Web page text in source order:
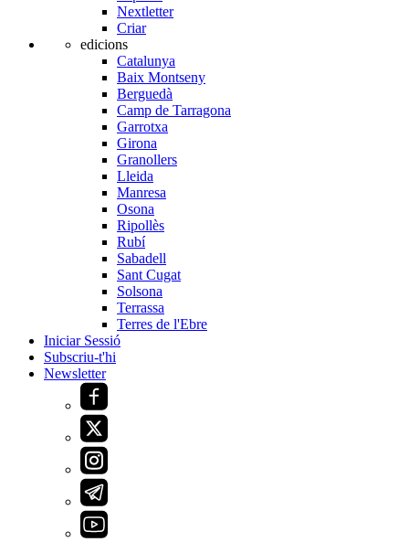
Nextletter
Criar
edicions
Catalunya
Baix Montseny
Berguedà
Camp de Tarragona
Garrotxa
Girona
Granollers
Lleida
Manresa
Osona
Ripollès
Rubí
Sabadell
Sant Cugat
Solsona
Terrassa
Terres de l'Ebre
Iniciar Sessió
Subscriu-t'hi
Newsletter